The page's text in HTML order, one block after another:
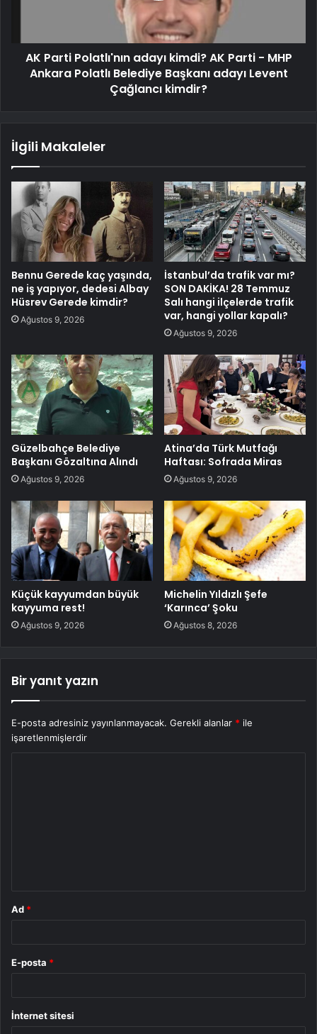
AK Parti Polatlı'nın adayı kimdi? AK Parti - MHP
Ankara Polatlı Belediye Başkanı adayı Levent
Çağlancı kimdir?
İlgili Makaleler
Bennu Gerede kaç yaşında,
ne iş yapıyor, dedesi Albay
Hüsrev Gerede kimdir?
Ağustos 9, 2026
İstanbul’da trafik var mı?
SON DAKİKA! 28 Temmuz
Salı hangi ilçelerde trafik
var, hangi yollar kapalı?
Ağustos 9, 2026
Güzelbahçe Belediye
Başkanı Gözaltına Alındı
Ağustos 9, 2026
Atina’da Türk Mutfağı
Haftası: Sofrada Miras
Ağustos 9, 2026
Küçük kayyumdan büyük
kayyuma rest!
Ağustos 9, 2026
Michelin Yıldızlı Şefe
‘Karınca’ Şoku
Ağustos 8, 2026
Bir yanıt yazın
E-posta adresiniz yayınlanmayacak. Gerekli alanlar * ile
işaretlenmişlerdir
Ad *
E-posta *
İnternet sitesi